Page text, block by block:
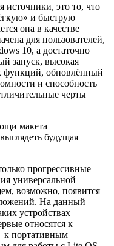
источники, это то, что
и быструю
она в качестве
для пользователей,
10, а достаточно
запуск, высокая
функций, обновлённый
и способность
черты
макета
будущая
прогрессивные
универсальной
возможно, появится
На данный
устройствах
относятся к
к портативным